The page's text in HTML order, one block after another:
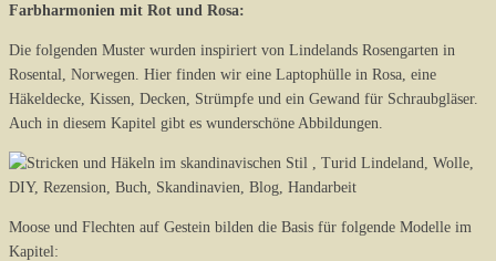
Farbharmonien mit Rot und Rosa:
Die folgenden Muster wurden inspiriert von Lindelands Rosengarten in
Rosental, Norwegen. Hier finden wir eine Laptophülle in Rosa, eine
Häkeldecke, Kissen, Decken, Strümpfe und ein Gewand für Schraubgläser.
Auch in diesem Kapitel gibt es wunderschöne Abbildungen.
Moose und Flechten auf Gestein bilden die Basis für folgende Modelle im
Kapitel: